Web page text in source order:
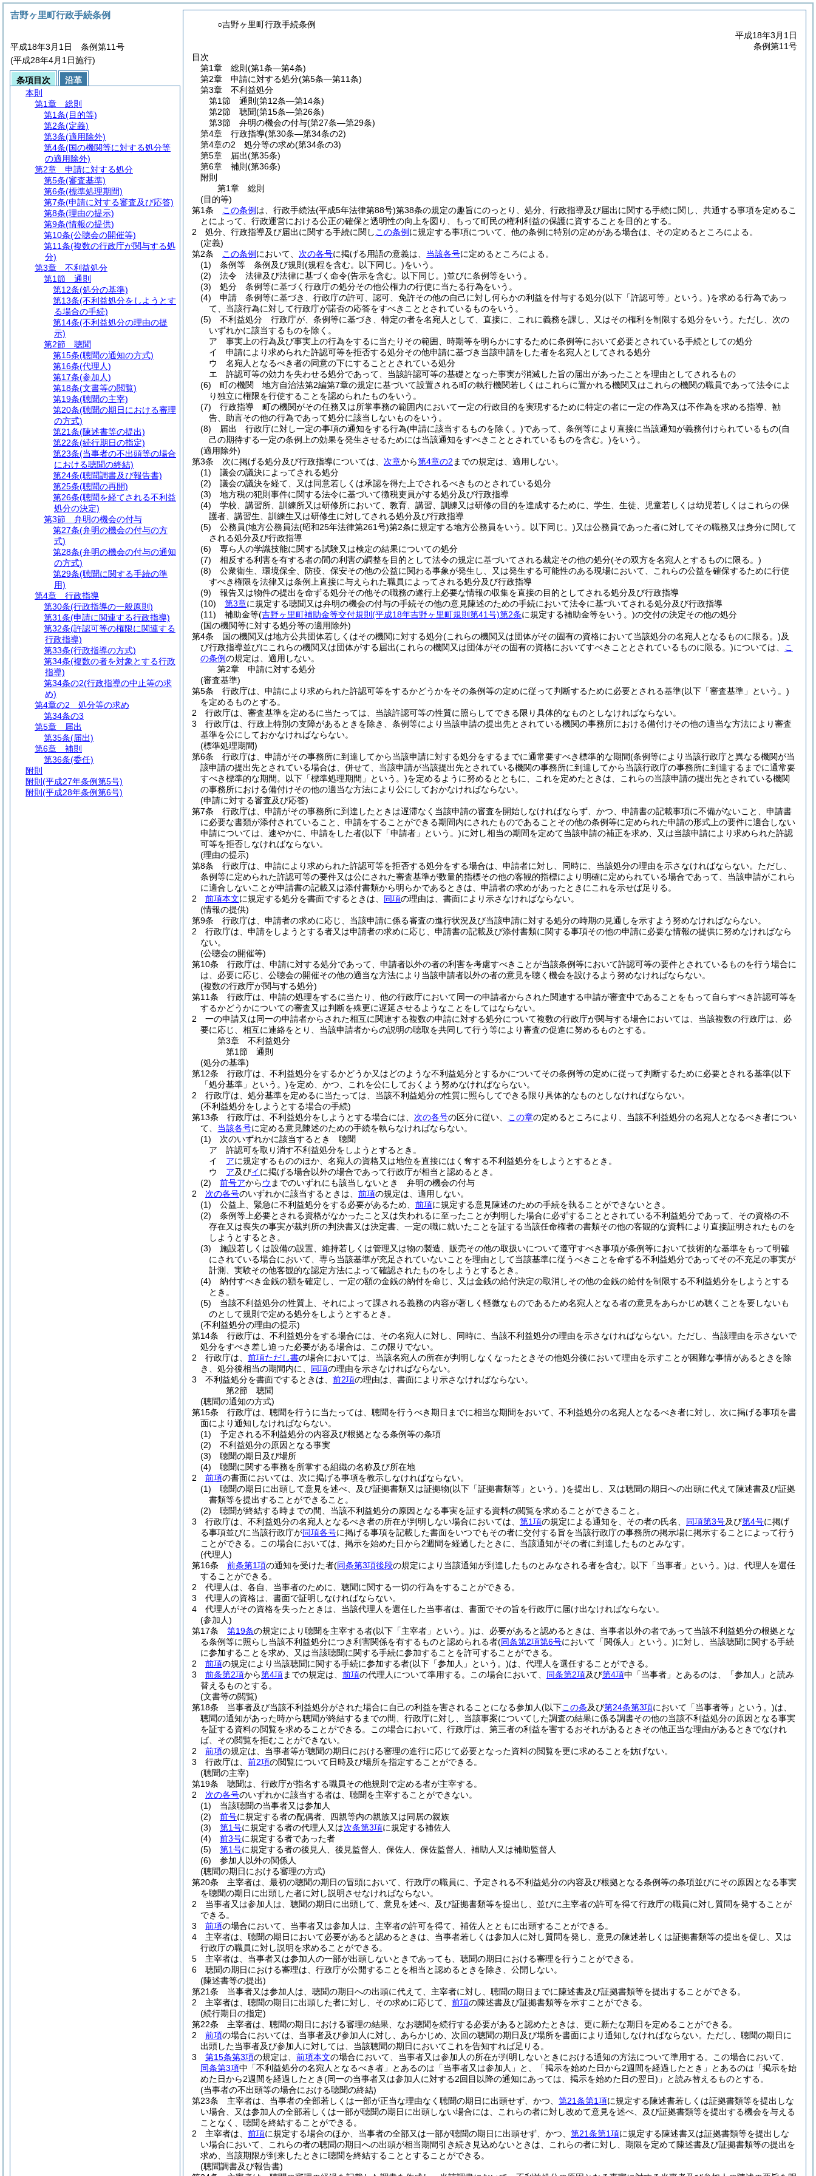
○吉野ヶ里町行政手続条例
平成18年3月1日
条例第11号
目次
第1章
総則 (第1条―第4条)
第2章
申請に対する処分(第5条―第11条)
第3章
不利益処分
第1節
通則 (第12条―第14条)
第2節
聴聞(第15条―第26条)
第3節
弁明の機会の付与(第27条―第29条)
第4章
行政指導(第30条―第34条の2)
第4章の2
処分等の求め(第34条の3)
第5章
届出(第35条)
第6章
補則 (第36条)
附則
第1章
総則
(目的等)
第1条
この条例 は、行政手続法(平成5年法律第88号)第38条の規定の趣旨にのっとり、処分、行政指導及び届出に関する手続に関し、共通する事項を定めるこ
とによって、行政運営における公正の確保と透明性の向上を図り、もって町民の権利利益の保護に資することを目的とする。
2
処分、行政指導及び届出に関する手続に関し この条例 に規定する事項について、他の条例に特別の定めがある場合は、その定めるところによる。
(定義)
第2条
この条例 において、 次の各号に掲げる用語の意義は、 当該各号に定めるところによる。
(1)
条例等 条例及び規則 (規程を含む。以下同じ。)をいう。
(2)
法令 法律及び法律に基づく命令(告示を含む。以下同じ。)並びに条例等をいう。
(3)
処分 条例等に基づく行政庁の処分その他公権力の行使に当たる行為をいう。
(4)
申請 条例等に基づき、行政庁の許可、認可、免許その他の自己に対し何らかの利益を付与する処分(以下「許認可等」という。)を求める行為であっ
て、当該行為に対して行政庁が諾否の応答をすべきこととされているものをいう。
(5)
不利益処分 行政庁が、条例等に基づき、特定の者を名宛人として、直接に、これに義務を課し、又はその権利を制限する処分をいう。 ただし、次の
いずれかに該当するものを除く。
ア
事実上の行為及び事実上の行為をするに当たりその範囲、時期等を明らかにするために条例等において必要とされている手続としての処分
イ
申請により求められた許認可等を拒否する処分その他申請に基づき当該申請をした者を名宛人としてされる処分
ウ
名宛人となるべき者の同意の下にすることとされている処分
エ
許認可等の効力を失わせる処分であって、当該許認可等の基礎となった事実が消滅した旨の届出があったことを理由としてされるもの
(6)
町の機関 地方自治法第2編第7章の規定に基づいて設置される町の執行機関若しくはこれらに置かれる機関又はこれらの機関の職員であって法令によ
り独立に権限を行使することを認められたものをいう。
(7)
行政指導 町の機関がその任務又は所掌事務の範囲内において一定の行政目的を実現するために特定の者に一定の作為又は不作為を求める指導、勧
告、助言その他の行為であって処分に該当しないものをいう。
(8)
届出 行政庁に対し一定の事項の通知をする行為(申請に該当するものを除く。)であって、条例等により直接に当該通知が義務付けられているもの(自
己の期待する一定の条例上の効果を発生させるためには当該通知をすべきこととされているものを含む。)をいう。
(適用除外)
第3条
次に掲げる処分及び行政指導については、 次章から第4章の2 までの規定は、適用しない。
(1)
議会の議決によってされる処分
(2)
議会の議決を経て、又は同意若しくは承認を得た上でされるべきものとされている処分
(3)
地方税の犯則事件に関する法令に基づいて徴税吏員がする処分及び行政指導
(4)
学校、講習所、訓練所又は研修所において、教育、講習、訓練又は研修の目的を達成するために、学生、生徒、児童若しくは幼児若しくはこれらの保
護者、講習生、訓練生又は研修生に対してされる処分及び行政指導
(5)
公務員(地方公務員法(昭和25年法律第261号)第2条に規定する地方公務員をいう。以下同じ。)又は公務員であった者に対してその職務又は身分に関して
される処分及び行政指導
(6)
専ら人の学識技能に関する試験又は検定の結果についての処分
(7)
相反する利害を有する者の間の利害の調整を目的として法令の規定に基づいてされる裁定その他の処分(その双方を名宛人とするものに限る。)
(8)
公衆衛生、環境保全、防疫、保安その他の公益に関わる事象が発生し、又は発生する可能性のある現場において、これらの公益を確保するために行使
すべき権限を法律又は条例上直接に与えられた職員によってされる処分及び行政指導
(9)
報告又は物件の提出を命ずる処分その他その職務の遂行上必要な情報の収集を直接の目的としてされる処分及び行政指導
(10)
第3章に規定する聴聞又は弁明の機会の付与の手続その他の意見陳述のための手続において法令に基づいてされる処分及び行政指導
(11)
補助金等(吉野ヶ里町補助金等交付規則 (平成18年吉野ヶ里町規則第41号)第2条に規定する補助金等をいう。)の交付の決定その他の処分
(国の機関等に対する処分等の適用除外)
第4条
国の機関又は地方公共団体若しくはその機関に対する処分(これらの機関又は団体がその固有の資格において当該処分の名宛人となるものに限る。)及
び行政指導並びにこれらの機関又は団体がする届出(これらの機関又は団体がその固有の資格においてすべきこととされているものに限る。)については、
こ
の条例の規定は、適用しない。
第2章
申請に対する処分
(審査基準)
第5条
行政庁は、申請により求められた許認可等をするかどうかをその条例等の定めに従って判断するために必要とされる基準(以下「審査基準」という。)
を定めるものとする。
2
行政庁は、審査基準を定めるに当たっては、当該許認可等の性質に照らしてできる限り具体的なものとしなければならない。
3
行政庁は、行政上特別の支障があるときを除き、条例等により当該申請の提出先とされている機関の事務所における備付けその他の適当な方法により審査
基準を公にしておかなければならない。
(標準処理期間)
第6条
行政庁は、申請がその事務所に到達してから当該申請に対する処分をするまでに通常要すべき標準的な期間(条例等により当該行政庁と異なる機関が当
該申請の提出先とされている場合は、併せて、当該申請が当該提出先とされている機関の事務所に到達してから当該行政庁の事務所に到達するまでに通常要
すべき標準的な期間。以下「標準処理期間」という。)を定めるように努めるとともに、これを定めたときは、これらの当該申請の提出先とされている機関
の事務所における備付けその他の適当な方法により公にしておかなければならない。
(申請に対する審査及び応答)
第7条
行政庁は、申請がその事務所に到達したときは遅滞なく当該申請の審査を開始しなければならず、かつ、申請書の記載事項に不備がないこと、申請書
に必要な書類が添付されていること、申請をすることができる期間内にされたものであることその他の条例等に定められた申請の形式上の要件に適合しない
申請については、速やかに、申請をした者(以下「申請者」という。)に対し相当の期間を定めて当該申請の補正を求め、又は当該申請により求められた許認
可等を拒否しなければならない。
(理由の提示)
第8条
行政庁は、申請により求められた許認可等を拒否する処分をする場合は、申請者に対し、同時に、当該処分の理由を示さなければならない。 ただし、
条例等に定められた許認可等の要件又は公にされた審査基準が数量的指標その他の客観的指標により明確に定められている場合であって、当該申請がこれら
に適合しないことが申請書の記載又は添付書類から明らかであるときは、申請者の求めがあったときにこれを示せば足りる。
2
前項本文に規定する処分を書面でするときは、 同項の理由は、書面により示さなければならない。
(情報の提供)
第9条
行政庁は、申請者の求めに応じ、当該申請に係る審査の進行状況及び当該申請に対する処分の時期の見通しを示すよう努めなければならない。
2
行政庁は、申請をしようとする者又は申請者の求めに応じ、申請書の記載及び添付書類に関する事項その他の申請に必要な情報の提供に努めなければなら
ない。
(公聴会の開催等)
第10条
行政庁は、申請に対する処分であって、申請者以外の者の利害を考慮すべきことが当該条例等において許認可等の要件とされているものを行う場合に
は、必要に応じ、公聴会の開催その他の適当な方法により当該申請者以外の者の意見を聴く機会を設けるよう努めなければならない。
(複数の行政庁が関与する処分)
第11条
行政庁は、申請の処理をするに当たり、他の行政庁において同一の申請者からされた関連する申請が審査中であることをもって自らすべき許認可等を
するかどうかについての審査又は判断を殊更に遅延させるようなことをしてはならない。
2
一の申請又は同一の申請者からされた相互に関連する複数の申請に対する処分について複数の行政庁が関与する場合においては、当該複数の行政庁は、必
要に応じ、相互に連絡をとり、当該申請者からの説明の聴取を共同して行う等により審査の促進に努めるものとする。
第3章
不利益処分
第1節
通則
(処分の基準)
第12条
行政庁は、不利益処分をするかどうか又はどのような不利益処分とするかについてその条例等の定めに従って判断するために必要とされる基準(以下
「処分基準」という。)を定め、かつ、これを公にしておくよう努めなければならない。
2
行政庁は、処分基準を定めるに当たっては、当該不利益処分の性質に照らしてできる限り具体的なものとしなければならない。
(不利益処分をしようとする場合の手続)
第13条
行政庁は、不利益処分をしようとする場合には、 次の各号の区分に従い、 この章の定めるところにより、当該不利益処分の名宛人となるべき者につい
て、 当該各号に定める意見陳述のための手続を執らなければならない。
(1)
次のいずれかに該当するとき 聴聞
ア
許認可を取り消す不利益処分をしようとするとき。
イ
アに規定するもののほか、名宛人の資格又は地位を直接にはく奪する不利益処分をしようとするとき。
ウ
ア及びイに掲げる場合以外の場合であって行政庁が相当と認めるとき。
(2)
前号アからウ までのいずれにも該当しないとき 弁明の機会の付与
2
次の各号のいずれかに該当するときは、 前項の規定は、適用しない。
(1)
公益上、緊急に不利益処分をする必要があるため、 前項に規定する意見陳述のための手続を執ることができないとき。
(2)
条例等上必要とされる資格がなかったこと又は失われるに至ったことが判明した場合に必ずすることとされている不利益処分であって、その資格の不
存在又は喪失の事実が裁判所の判決書又は決定書、一定の職に就いたことを証する当該任命権者の書類その他の客観的な資料により直接証明されたものを
しようとするとき。
(3)
施設若しくは設備の設置、維持若しくは管理又は物の製造、販売その他の取扱いについて遵守すべき事項が条例等において技術的な基準をもって明確
にされている場合において、専ら当該基準が充足されていないことを理由として当該基準に従うべきことを命ずる不利益処分であってその不充足の事実が
計測、実験その他客観的な認定方法によって確認されたものをしようとするとき。
(4)
納付すべき金銭の額を確定し、一定の額の金銭の納付を命じ、又は金銭の給付決定の取消しその他の金銭の給付を制限する不利益処分をしようとする
とき。
(5)
当該不利益処分の性質上、それによって課される義務の内容が著しく軽微なものであるため名宛人となる者の意見をあらかじめ聴くことを要しないも
のとして規則で定める処分をしようとするとき。
(不利益処分の理由の提示)
第14条
行政庁は、不利益処分をする場合には、その名宛人に対し、同時に、当該不利益処分の理由を示さなければならない。 ただし、当該理由を示さないで
処分をすべき差し迫った必要がある場合は、この限りでない。
2
行政庁は、 前項ただし書の場合においては、当該名宛人の所在が判明しなくなったときその他処分後において理由を示すことが困難な事情があるときを除
き、処分後相当の期間内に、 同項の理由を示さなければならない。
3
不利益処分を書面でするときは、 前2項の理由は、書面により示さなければならない。
第2節
聴聞
(聴聞の通知の方式)
第15条
行政庁は、聴聞を行うに当たっては、聴聞を行うべき期日までに相当な期間をおいて、不利益処分の名宛人となるべき者に対し、次に掲げる事項を書
面により通知しなければならない。
(1)
予定される不利益処分の内容及び根拠となる条例等の条項
(2)
不利益処分の原因となる事実
(3)
聴聞の期日及び場所
(4)
聴聞に関する事務を所掌する組織の名称及び所在地
2
前項の書面においては、次に掲げる事項を教示しなければならない。
(1)
聴聞の期日に出頭して意見を述べ、及び証拠書類又は証拠物(以下「証拠書類等」という。)を提出し、又は聴聞の期日への出頭に代えて陳述書及び証拠
書類等を提出することができること。
(2)
聴聞が終結する時までの間、当該不利益処分の原因となる事実を証する資料の閲覧を求めることができること。
3
行政庁は、不利益処分の名宛人となるべき者の所在が判明しない場合においては、 第1項の規定による通知を、その者の氏名、 同項第3号及び第4号に掲げ
る事項並びに当該行政庁が同項各号に掲げる事項を記載した書面をいつでもその者に交付する旨を当該行政庁の事務所の掲示場に掲示することによって行う
ことができる。
この場合においては、掲示を始めた日から2週間を経過したときに、当該通知がその者に到達したものとみなす。
(代理人)
第16条
前条第1項の通知を受けた者(同条第3項後段の規定により当該通知が到達したものとみなされる者を含む。以下「当事者」という。)は、代理人を選任
することができる。
2
代理人は、各自、当事者のために、聴聞に関する一切の行為をすることができる。
3
代理人の資格は、書面で証明しなければならない。
4
代理人がその資格を失ったときは、当該代理人を選任した当事者は、書面でその旨を行政庁に届け出なければならない。
(参加人)
第17条
第19条の規定により聴聞を主宰する者(以下「主宰者」という。)は、必要があると認めるときは、当事者以外の者であって当該不利益処分の根拠とな
る条例等に照らし当該不利益処分につき利害関係を有するものと認められる者(同条第2項第6号において「関係人」という。)に対し、当該聴聞に関する手続
に参加することを求め、又は当該聴聞に関する手続に参加することを許可することができる。
2
前項の規定により当該聴聞に関する手続に参加する者(以下「参加人」という。)は、代理人を選任することができる。
3
前条第2項から第4項までの規定は、 前項の代理人について準用する。 この場合において、 同条第2項及び第4項中「当事者」とあるのは、「参加人」と読み
替えるものとする。
(文書等の閲覧)
第18条
当事者及び当該不利益処分がされた場合に自己の利益を害されることになる参加人(以下この条及び第24条第3項において「当事者等」という。)は、
聴聞の通知があった時から聴聞が終結するまでの間、行政庁に対し、当該事案についてした調査の結果に係る調書その他の当該不利益処分の原因となる事実
を証する資料の閲覧を求めることができる。
この場合において、行政庁は、第三者の利益を害するおそれがあるときその他正当な理由があるときでなけれ
ば、その閲覧を拒むことができない。
2
前項の規定は、当事者等が聴聞の期日における審理の進行に応じて必要となった資料の閲覧を更に求めることを妨げない。
3
行政庁は、 前2項の閲覧について日時及び場所を指定することができる。
(聴聞の主宰)
第19条
聴聞は、行政庁が指名する職員その他規則で定める者が主宰する。
2
次の各号のいずれかに該当する者は、聴聞を主宰することができない。
(1)
当該聴聞の当事者又は参加人
(2)
前号に規定する者の配偶者、四親等内の親族又は同居の親族
(3)
第1号に規定する者の代理人又は次条第3項に規定する補佐人
(4)
前3号に規定する者であった者
(5)
第1号に規定する者の後見人、後見監督人、保佐人、保佐監督人、補助人又は補助監督人
(6)
参加人以外の関係人
(聴聞の期日における審理の方式)
第20条
主宰者は、最初の聴聞の期日の冒頭において、行政庁の職員に、予定される不利益処分の内容及び根拠となる条例等の条項並びにその原因となる事実
を聴聞の期日に出頭した者に対し説明させなければならない。
2
当事者又は参加人は、聴聞の期日に出頭して、意見を述べ、及び証拠書類等を提出し、並びに主宰者の許可を得て行政庁の職員に対し質問を発することが
できる。
3
前項の場合において、当事者又は参加人は、主宰者の許可を得て、補佐人とともに出頭することができる。
4
主宰者は、聴聞の期日において必要があると認めるときは、当事者若しくは参加人に対し質問を発し、意見の陳述若しくは証拠書類等の提出を促し、又は
行政庁の職員に対し説明を求めることができる。
5
主宰者は、当事者又は参加人の一部が出頭しないときであっても、聴聞の期日における審理を行うことができる。
6
聴聞の期日における審理は、行政庁が公開することを相当と認めるときを除き、公開しない。
(陳述書等の提出)
第21条
当事者又は参加人は、聴聞の期日への出頭に代えて、主宰者に対し、聴聞の期日までに陳述書及び証拠書類等を提出することができる。
2
主宰者は、聴聞の期日に出頭した者に対し、その求めに応じて、 前項の陳述書及び証拠書類等を示すことができる。
(続行期日の指定)
第22条
主宰者は、聴聞の期日における審理の結果、なお聴聞を続行する必要があると認めたときは、更に新たな期日を定めることができる。
2
前項の場合においては、当事者及び参加人に対し、あらかじめ、次回の聴聞の期日及び場所を書面により通知しなければならない。 ただし、聴聞の期日に
出頭した当事者及び参加人に対しては、当該聴聞の期日においてこれを告知すれば足りる。
3
第15条第3項の規定は、 前項本文の場合において、当事者又は参加人の所在が判明しないときにおける通知の方法について準用する。
この場合において、
同条第3項中「不利益処分の名宛人となるべき者」とあるのは「当事者又は参加人」と、「掲示を始めた日から2週間を経過したとき」とあるのは「掲示を始
めた日から2週間を経過したとき(同一の当事者又は参加人に対する2回目以降の通知にあっては、掲示を始めた日の翌日) 」と読み替えるものとする。
(当事者の不出頭等の場合における聴聞の終結)
第23条
主宰者は、当事者の全部若しくは一部が正当な理由なく聴聞の期日に出頭せず、かつ、 第21条第1項に規定する陳述書若しくは証拠書類等を提出しな
い場合、又は参加人の全部若しくは一部が聴聞の期日に出頭しない場合には、これらの者に対し改めて意見を述べ、及び証拠書類等を提出する機会を与える
ことなく、聴聞を終結することができる。
2
主宰者は、 前項に規定する場合のほか、当事者の全部又は一部が聴聞の期日に出頭せず、かつ、 第21条第1項に規定する陳述書又は証拠書類等を提出しな
い場合において、これらの者の聴聞の期日への出頭が相当期間引き続き見込めないときは、これらの者に対し、期限を定めて陳述書及び証拠書類等の提出を
求め、当該期限が到来したときに聴聞を終結することとすることができる。
(聴聞調書及び報告書)
吉野ヶ里町行政手続条例
平成18年3月1日 条例第11号
(平成28年4月1日施行)
条項目次
沿革
本則
第1章
総則
第1条(目的等)
第2条(定義)
第3条(適用除外)
第4条(国の機関等に対する処分等
の適用除外)
第2章
申請に対する処分
第5条(審査基準)
第6条(標準処理期間)
第7条(申請に対する審査及び応答)
第8条(理由の提示)
第9条(情報の提供)
第10条(公聴会の開催等)
第11条(複数の行政庁が関与する処
分)
第3章
不利益処分
第1節
通則
第12条(処分の基準)
第13条(不利益処分をしようとす
る場合の手続)
第14条(不利益処分の理由の提
示)
第2節
聴聞
第15条(聴聞の通知の方式)
第16条(代理人)
第17条(参加人)
第18条(文書等の閲覧)
第19条(聴聞の主宰)
第20条(聴聞の期日における審理
の方式)
第21条(陳述書等の提出)
第22条(続行期日の指定)
第23条(当事者の不出頭等の場合
における聴聞の終結)
第24条(聴聞調書及び報告書)
第25条(聴聞の再開)
第26条(聴聞を経てされる不利益
処分の決定)
第3節
弁明の機会の付与
第27条(弁明の機会の付与の方
式)
第28条(弁明の機会の付与の通知
の方式)
第29条(聴聞に関する手続の準
用)
第4章
行政指導
第30条(行政指導の一般原則)
第31条(申請に関連する行政指導)
第32条(許認可等の権限に関連する
行政指導)
第33条(行政指導の方式)
第34条(複数の者を対象とする行政
指導)
第34条の2(行政指導の中止等の求
め)
第4章の2
処分等の求め
第34条の3
第5章
届出
第35条(届出)
第6章
補則
第36条(委任)
附則
附則 (平成27年条例第5号)
附則 (平成28年条例第6号)